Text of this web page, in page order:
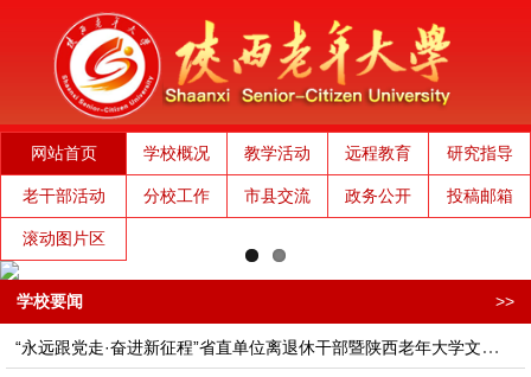
网站首页 学校概况 教学活动 远程教育 研究指导
老干部活动 分校工作 市县交流 政务公开 投稿邮箱
滚动图片区
>>
学校要闻
“永远跟党走·奋进新征程”省直单位离退休干部暨陕西老年大学文艺演出隆重举行